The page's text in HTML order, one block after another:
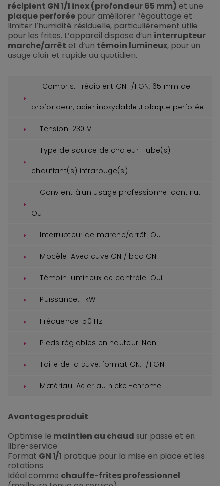
récipient GN 1/1 inox (profondeur 65 mm) et une
plaque perforée pour améliorer l’égouttage et
limiter l’humidité résiduelle, particulièrement utile
pour les frites. L’appareil dispose d’un interrupteur
marche/arrêt et d’un témoin lumineux, pour un
usage clair et rapide au quotidien.
Compris: 1 récipient GN 1/1 GN, 65 mm de
profondeur, acier inoxydable ,1 plaque perforée
Tension: 230 V
Type de source de chaleur: Tube(s)
chauffant(s) infrarouge(s)
Convient à un usage professionnel continu:
Oui
Interrupteur de marche/arrêt: Oui
Modèle: Avec cuve GN / bac GN
Témoin lumineux de contrôle: Oui
Puissance: 1 kW
Fréquence: 50 Hz
Pieds réglables en hauteur: Non
Taille de la cuve, format GN: 1/1 GN
Matériau: Acier au nickel-chrome
Avantages produit
Optimise le maintien au chaud sur passe et en
libre-service
Format GN 1/1 pratique pour la mise en place et les
rotations
Idéal comme chauffe-frites professionnel